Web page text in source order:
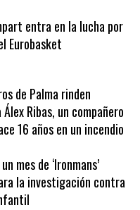
entra en la lucha por
Eurobasket
de Palma rinden
Álex Ribas, un compañero
16 años en un incendio
mes de ‘Ironmans’
la investigación contra